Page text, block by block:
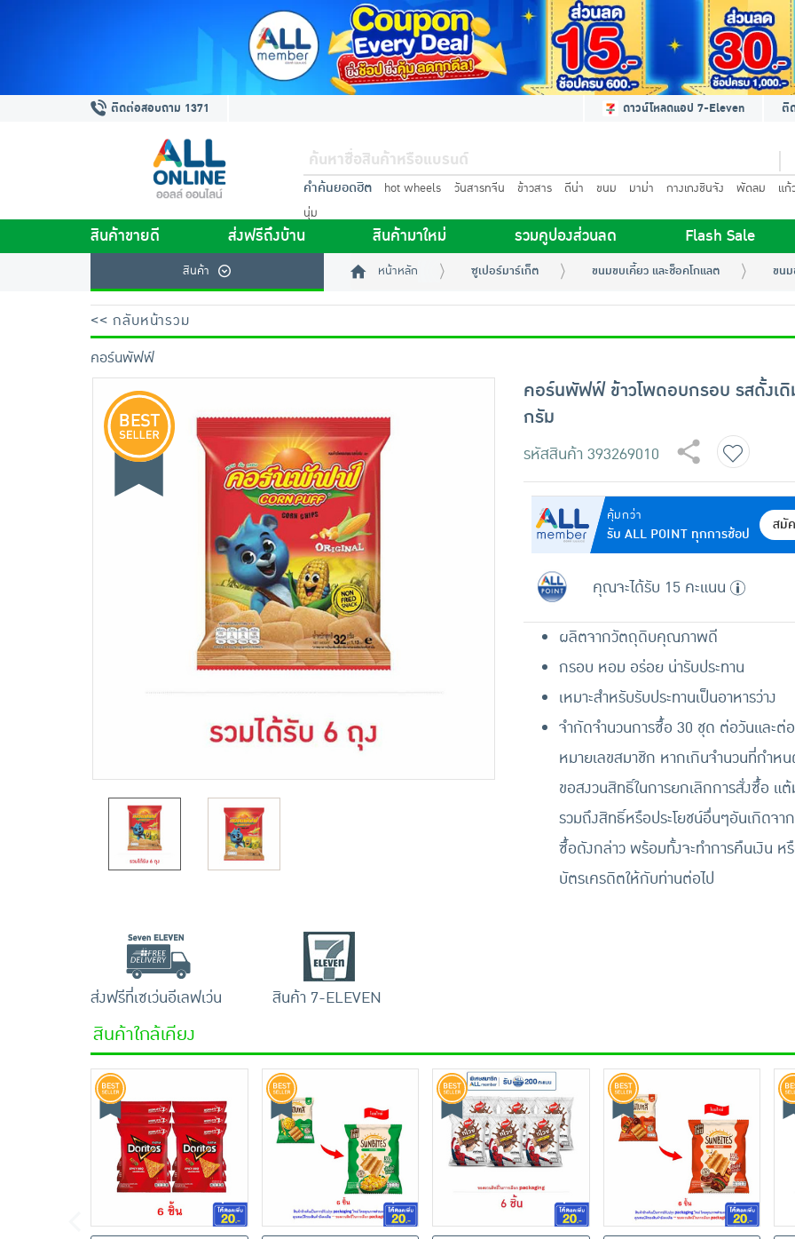
ติดต่อสอบถาม 1371 ดาวน์โหลดแอป 7-Eleven ติ
คำค้นยอดฮิต hot wheels วันสารทจีน ข้าวสาร ดีน่า ขนม มาม่า กางเกงชินจัง พัดลม แก้
นุ่ม
สินค้าขายดี ส่งฟรีถึงบ้าน สินค้ามาใหม่ รวมคูปองส่วนลด Flash Sale
สินค้า หน้าหลัก ซูเปอร์มาร์เก็ต ขนมขบเคี้ยว และช็อคโกแลต ขนม
<< กลับหน้ารวม
คอร์นพัฟฟ์
คอร์นพัฟฟ์ ข้าวโพดอบกรอบ รสดั้งเดิ
กรัม
รหัสสินค้า 393269010
คุ้มกว่า
รับ ALL POINT ทุกการช้อป
สมั
คุณจะได้รับ 15 คะแนน
ผลิตจากวัตถุดิบคุณภาพดี
กรอบ หอม อร่อย น่ารับประทาน
เหมาะสำหรับรับประทานเป็นอาหารว่าง
จำกัดจำนวนการซื้อ 30 ชุด ต่อวันและต่อ
หมายเลขสมาชิก หากเกินจำนวนที่กำห
ขอสงวนสิทธิ์ในการยกเลิกการสั่งซื้อ แ
รวมถึงสิทธิ์หรือประโยชน์อื่นๆอันเกิดจา
ซื้อดังกล่าว พร้อมทั้งจะทำการคืนเงิน หรื
บัตรเครดิตให้กับท่านต่อไป
ส่งฟรีที่เซเว่นอีเลฟเว่น สินค้า 7-ELEVEN
สินค้าใกล้เคียง